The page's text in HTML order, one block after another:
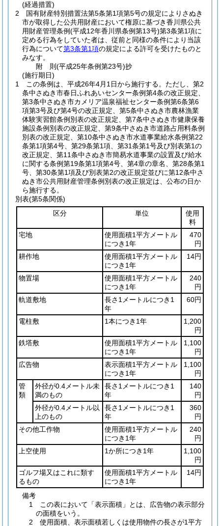
(経過措置)
2
国有財産特別措置法第5条第1項第5号の規定によりさぬき
市が取得した公共用財産において権原に基づき香川県公共
用財産管理条例(平成12年香川県条例第13号)第3条第1項に
定める行為をしていた者は、従前と同様の条件により当該
行為について第3条第1項の規定による許可を受けたものと
みなす。
附 則(平成25年条例第23号)抄
(施行期日)
1
この条例は、平成26年4月1日から施行する。 ただし、第2
条中さぬき市春日ふれあいセンター条例第4条の改正規定、
第3条中さぬき市カメリア温泉福祉センター条例第6条第6
項第3号及び第4号の改正規定、第5条中さぬき市農林漁業
体験実習館条例別表の改正規定、第7条中さぬき市健康保養
施設条例別表の改正規定、第9条中さぬき市道路占用料条例
別表の改正規定、第10条中さぬき市水道事業給水条例第22
条第1項第4号、第29条第1項、第31条第1号及び別表第1の
改正規定、第11条中さぬき市簡易水道事業の設置及び給水
に関する条例第19条第1項第4号、第4章の章名、第28条第1
号、第30条第1項及び別表第2の改正規定並びに第12条中さ
ぬき市公共用財産管理条例別表の改正規定は、公布の日か
ら施行する。
別表(第5条関係)
区分
単位
使用
料
宅地
使用面積1平方メートル
につき1年
470
円
耕作地
使用面積1平方メートル
につき1年
14円
物置場
使用面積1平方メートル
につき1年
240
円
軌道敷地
長さ1メートルにつき1
年
60円
電柱敷 1本につき1年
1,200
円
鉄塔敷
使用面積1平方メートル
につき1年
1,100
円
広告物
表示面積1平方メートル
につき1年
1,100
円
管
類
外径が0.4メートル未
満のもの
長さ1メートルにつき1
年
140
円
外径が0.4メートル以
上のもの
長さ1メートルにつき1
年
360
円
その他工作物
使用面積1平方メートル
につき1年
240
円
上空使用
1か所につき1年
1,100
円
ゴルフ場又はこれに類す
るもの
使用面積1平方メートル
につき1年
14円
備考
1 この表において「表示面積」とは、広告物の表示部分
の面積をいう。
2 使用面積、表示面積若しくは使用物件の長さが1平方